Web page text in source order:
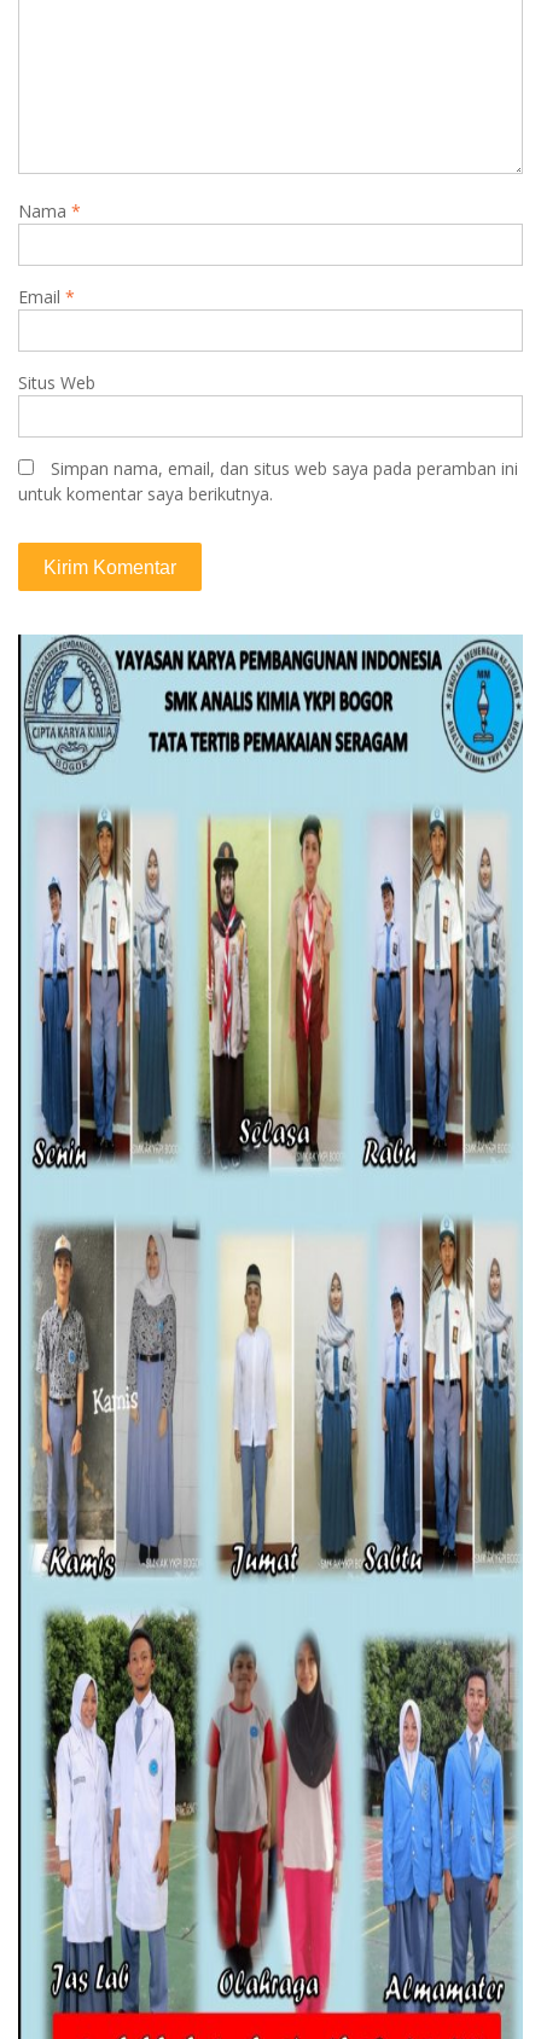
Nama *
Email *
Situs Web
Simpan nama, email, dan situs web saya pada peramban ini
untuk komentar saya berikutnya.